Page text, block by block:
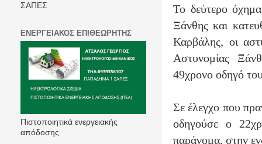
Το δεύτερο
Ξάνθης και
Καρβάλης, οι
Αστυνομίας
49χρονο οδηγό
Σε έλεγχο που
οδηγούσε ο
παράνομα, στην
ΣΑΠΕΣ
ΕΝΕΡΓΕΙΑΚΟΣ ΕΠΙΘΕΩΡΗΤΗΣ
Πιστοποιητικά ενεργειακής
απόδοσης